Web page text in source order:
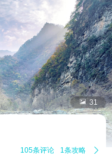
 31
105条评论 1条攻略 